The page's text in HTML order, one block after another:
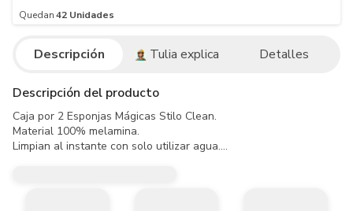
Quedan42 Unidades
Descripción Tulia explica Detalles
Descripción del producto
Caja por 2 Esponjas Mágicas Stilo Clean.
Material 100% melamina.
Limpian al instante con solo utilizar agua.